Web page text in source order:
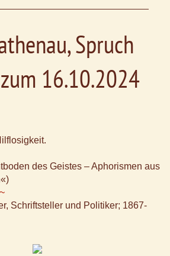
Spruch
16.10.2024
des Geistes – Aphorismen aus
Schriftsteller und Politiker; 1867-